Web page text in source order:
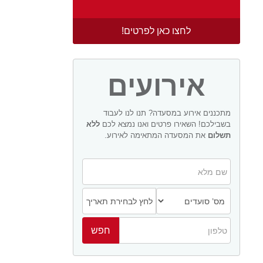
לחצו כאן לפרטים!
אירועים
מתכננים אירוע במסעדה? תנו לנו לעבוד
בשבילכם! השאירו פרטים ואנו נמצא לכם ללא
תשלום את המסעדה המתאימה לאירוע.